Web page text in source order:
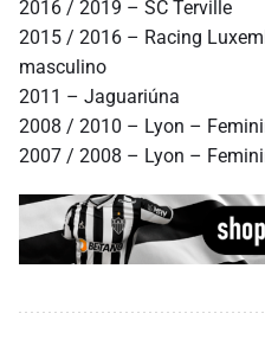
2016 / 2019 – SC Terville
2015 / 2016 – Racing
masculino
2011 – Jaguariúna
2008 / 2010 – Lyon –
2007 / 2008 – Lyon –